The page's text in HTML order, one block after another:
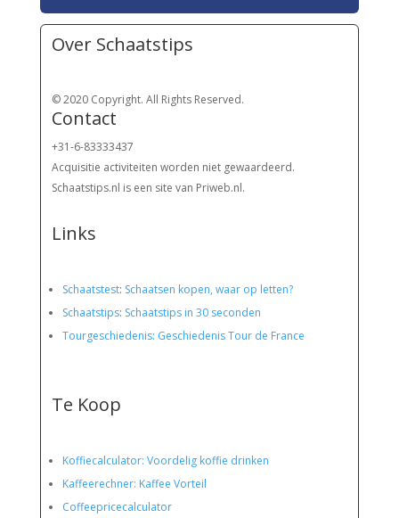
Over Schaatstips
© 2020 Copyright. All Rights Reserved.
Contact
+31-6-83333437
Acquisitie activiteiten worden niet gewaardeerd.
Schaatstips.nl is een site van Priweb.nl.
Links
Schaatstest: Schaatsen kopen, waar op letten?
Schaatstips: Schaatstips in 30 seconden
Tourgeschiedenis: Geschiedenis Tour de France
Te Koop
Koffiecalculator: Voordelig koffie drinken
Kaffeerechner: Kaffee Vorteil
Coffeepricecalculator